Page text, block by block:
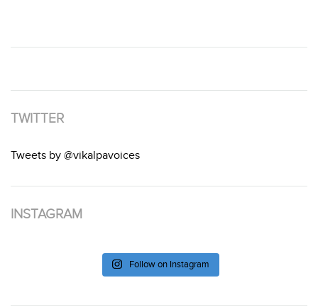
TWITTER
Tweets by @vikalpavoices
INSTAGRAM
Follow on Instagram